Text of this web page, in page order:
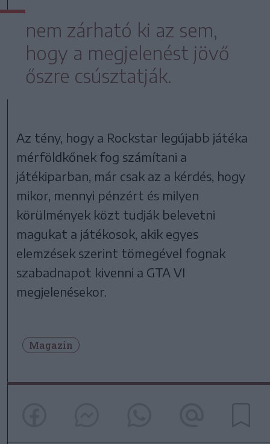
nem zárható ki az sem,
hogy a megjelenést jövő
őszre csúsztatják.
Az tény, hogy a Rockstar legújabb játéka
mérföldkőnek fog számítani a
játékiparban, már csak az a kérdés, hogy
mikor, mennyi pénzért és milyen
körülmények közt tudják belevetni
magukat a játékosok, akik egyes
elemzések szerint tömegével fognak
szabadnapot kivenni a GTA VI
megjelenésekor.
Magazin